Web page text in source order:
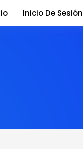
Inicio De Sesión